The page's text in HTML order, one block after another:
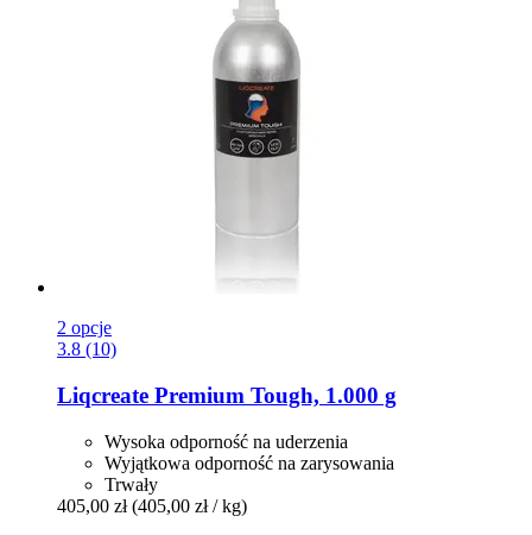
2 opcje
3.8 (10)
Liqcreate Premium Tough, 1.000 g
Wysoka odporność na uderzenia
Wyjątkowa odporność na zarysowania
Trwały
405,00 zł (405,00 zł / kg)